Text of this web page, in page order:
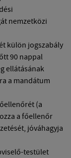
nemzetközi
külön jogszabály
90 nappal
ellátásának
a mandátum
(a
a főellenőr
jóváhagyja
testület